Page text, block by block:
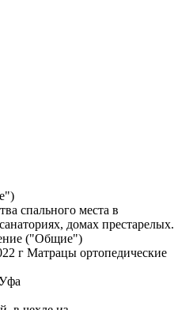
спального места в
домах престарелых.
("Общие")
г Матрацы ортопедические